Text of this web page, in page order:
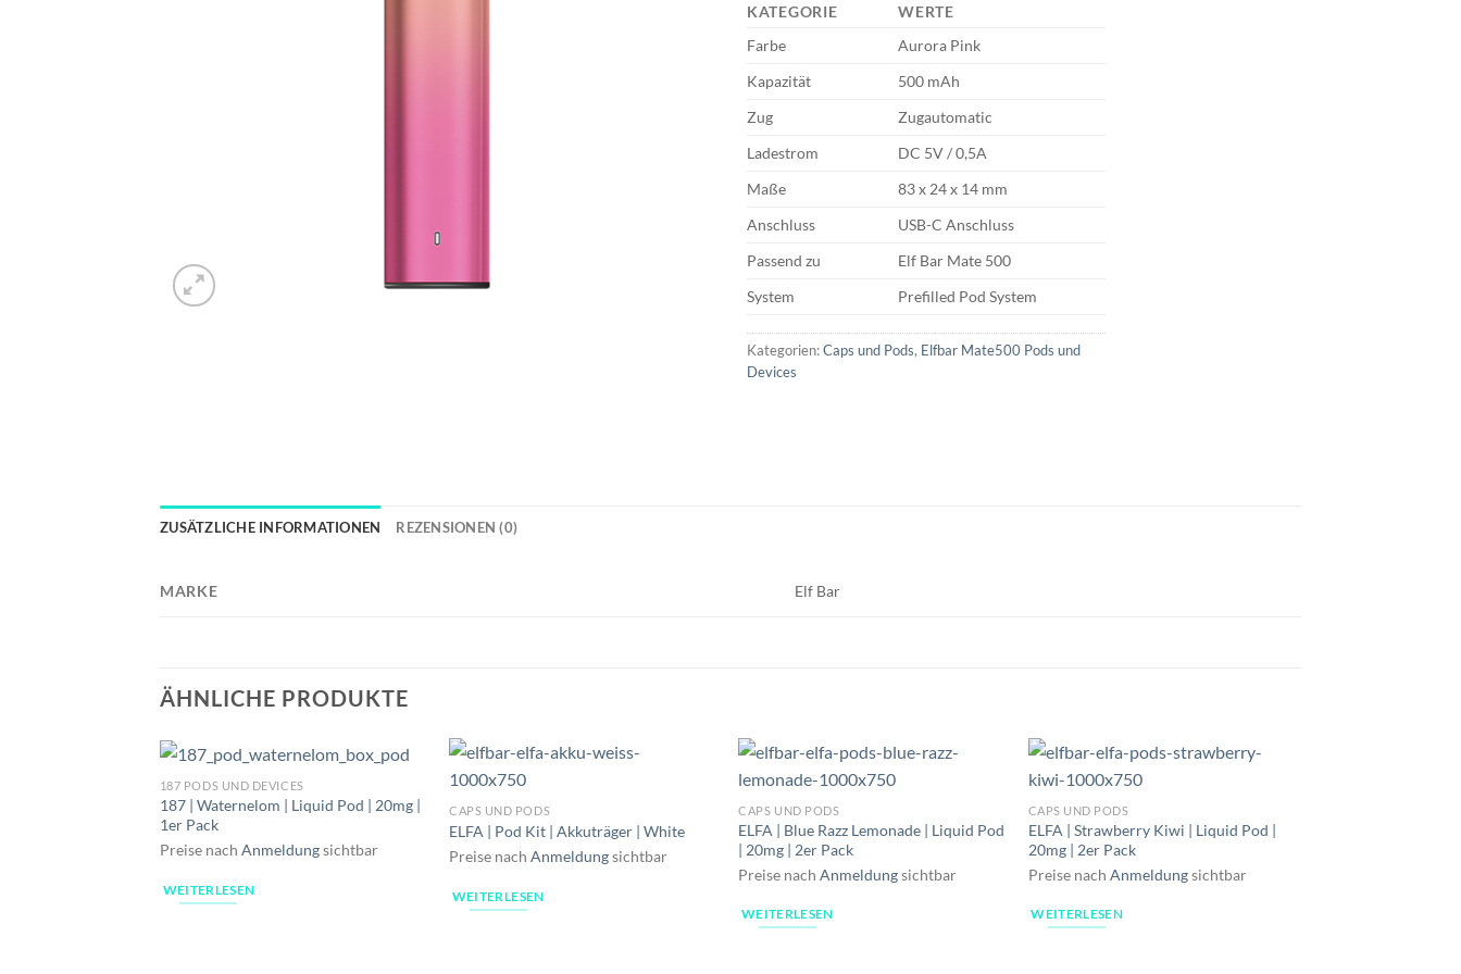
KATEGORIE
WERTE
Farbe
Aurora Pink
Kapazität
500 mAh
Zug
Zugautomatic
Ladestrom
DC 5V / 0,5A
Maße
83 x 24 x 14 mm
Anschluss
USB-C Anschluss
Passend zu
Elf Bar Mate 500
System
Prefilled Pod System
Kategorien:Caps und Pods, Elfbar Mate500 Pods und
Devices
ZUSÄTZLICHE INFORMATIONEN REZENSIONEN (0)
MARKE Elf Bar
ÄHNLICHE PRODUKTE
187 PODS UND DEVICES
187 | Waternelom | Liquid Pod | 20mg |
1er Pack
Preise nach Anmeldungsichtbar
WEITERLESEN
CAPS UND PODS
ELFA | Pod Kit | Akkuträger | White
Preise nachAnmeldungsichtbar
WEITERLESEN
CAPS UND PODS
ELFA | Blue Razz Lemonade | Liquid Pod
| 20mg | 2er Pack
Preise nachAnmeldungsichtbar
WEITERLESEN
CAPS UND PODS
ELFA | Strawberry Kiwi | Liquid Pod |
20mg | 2er Pack
Preise nach Anmeldungsichtbar
WEITERLESEN